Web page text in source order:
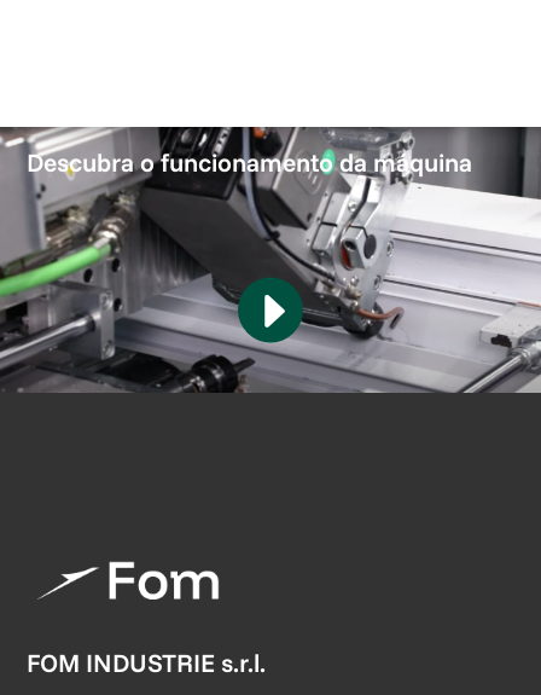
Descubra o funcionamento da máquina
FOM INDUSTRIE s.r.l.